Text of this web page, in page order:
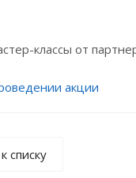
классы от
акции
списку